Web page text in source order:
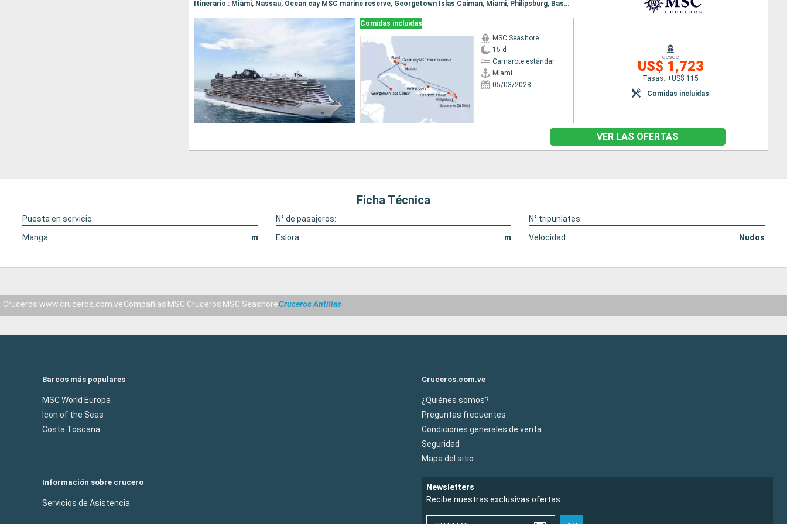
Itinerario : Miami, Nassau, Ocean cay MSC marine reserve, Georgetown Islas Caiman, Miami, Philipsburg, Basseterre (St Kitts), Charlotte Amalie, Amber Cove, Miami
Comidas incluidas
MSC Seashore
15 d
Camarote estándar
Miami
05/03/2028
desde
US$ 1,723
Tasas: +US$ 115
Comidas incluidas
VER LAS OFERTAS
Ficha Técnica
Puesta en servicio: N° de pasajeros:
N° tripunlates:
Manga:
m Eslora: m Velocidad: Nudos
Cruceros www.cruceros.com.veCompañías MSC Cruceros MSC SeashoreCruceros Antillas
Barcos más populares
MSC World Europa
Icon of the Seas
Costa Toscana
Cruceros.com.ve
¿Quiénes somos?
Preguntas frecuentes
Condiciones generales de venta
Seguridad
Mapa del sitio
Información sobre crucero
Servicios de Asistencia
Newsletters
Recibe nuestras exclusivas ofertas